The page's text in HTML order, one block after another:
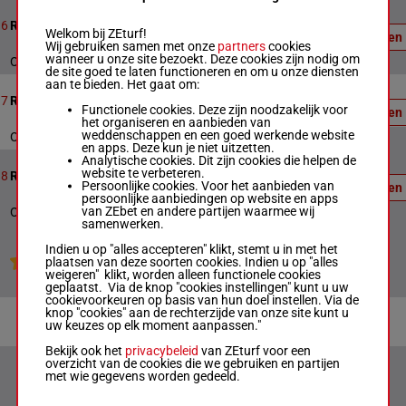
6 Race 6
- 3
Uitslagen
Officiële uitslag : 4 - 1 - 2 - 3
7Race 7
5 - 2 - 4
Uitslagen
Officiële uitslag : 5 - 2 - 4 - 3
8 Race 8
Officiële
uitslag:
1 - 4 - 2
- 3
Uitslagen
Officiële uitslag : 1 - 4 - 2 - 3
Jouw favoriete paarden
Welkom bij ZEturf!
Wij gebruiken samen met onze partnerscookies
wanneer u onze site bezoekt. Deze cookies zijn nodig om
de site goed te laten functioneren en om u onze diensten
aan te bieden. Het gaat om:
Functionele cookies. Deze zijn noodzakelijk voor
het organiseren en aanbieden van
weddenschappen en een goed werkende website
en apps. Deze kun je niet uitzetten.
Analytische cookies. Dit zijn cookies die helpen de
website te verbeteren.
Persoonlijke cookies. Voor het aanbieden van
persoonlijke aanbiedingen op website en apps
van ZEbet en andere partijen waarmee wij
samenwerken.
Indien u op "alles accepteren" klikt, stemt u in met het
plaatsen van deze soorten cookies. Indien u op "alles
weigeren" klikt, worden alleen functionele cookies
geplaatst. Via de knop "cookies instellingen" kunt u uw
cookievoorkeuren op basis van hun doel instellen. Via de
knop "cookies" aan de rechterzijde van onze site kunt u
uw keuzes op elk moment aanpassen."
Bekijk ook het privacybeleid van ZEturf voor een
overzicht van de cookies die we gebruiken en partijen
met wie gegevens worden gedeeld.